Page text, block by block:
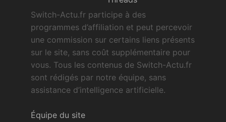
Switch-Actu.fr participe à des
programmes d’affiliation et peut percevoir
une commission sur certains liens présents
sur le site, sans coût supplémentaire pour
vous. Tous les contenus de Switch-Actu.fr
sont rédigés par notre équipe, sans
assistance d’intelligence artificielle.
Équipe du site